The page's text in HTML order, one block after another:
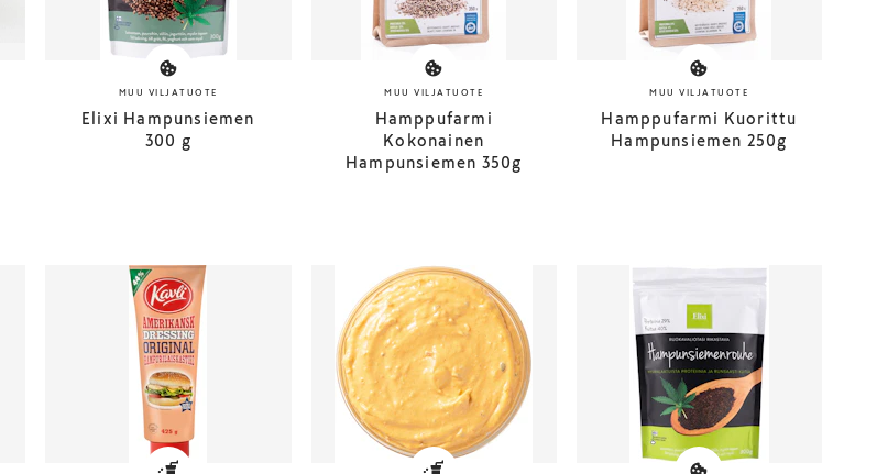
MUU VILJATUOTE
Elixi Hampunsiemen
300 g
MUU VILJATUOTE
Hamppufarmi
Kokonainen
Hampunsiemen 350g
MUU VILJATUOTE
Hamppufarmi Kuorittu
Hampunsiemen 250g